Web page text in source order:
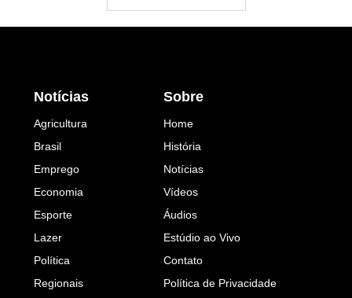
Notícias
Agricultura
Brasil
Emprego
Economia
Esporte
Lazer
Política
Regionais
Sobre
Home
História
Notícias
Vídeos
Áudios
Estúdio ao Vivo
Contato
Política de Privacidade